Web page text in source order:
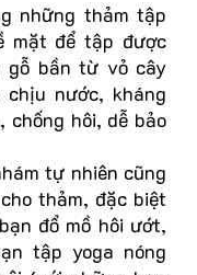
những thảm tập
mặt để tập được
gỗ bần từ vỏ cây
nước, kháng
chống hôi, dễ bảo
tự nhiên cũng
thảm, đặc biệt
đổ mồ hôi ướt,
tập yoga nóng